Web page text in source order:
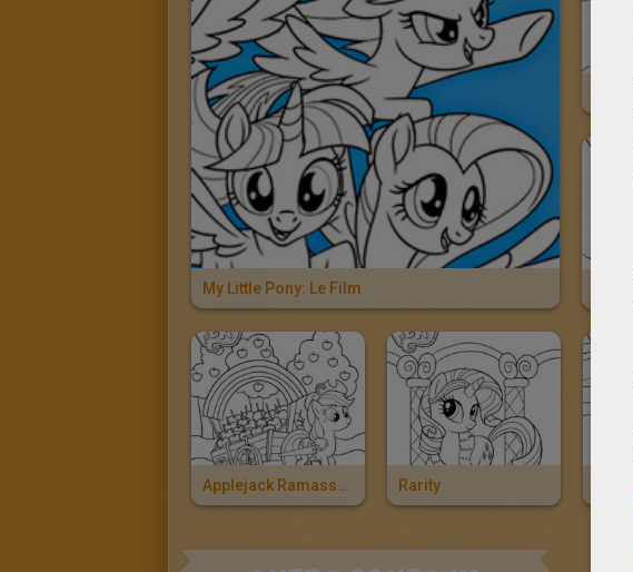
My Little Pony: Le Film
Applejack Ramasse Des Pommes Rarity